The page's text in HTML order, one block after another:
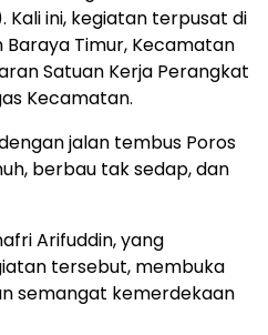
ini, kegiatan terpusat di
Baraya Timur, Kecamatan
Satuan Kerja Perangkat
Kecamatan.
jalan tembus Poros
berbau tak sedap, dan
Arifuddin, yang
tersebut, membuka
semangat kemerdekaan